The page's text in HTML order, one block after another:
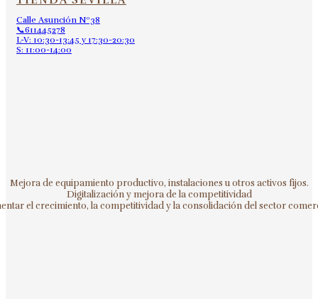
Calle Asunción Nº38
📞611445278
L-V: 10:30-13:45 y 17:30-20:30
S: 11:00-14:00
Mejora de equipamiento productivo, instalaciones u otros activos fijos.
Digitalización y mejora de la competitividad
el crecimiento, la competitividad y la consolidación del sector